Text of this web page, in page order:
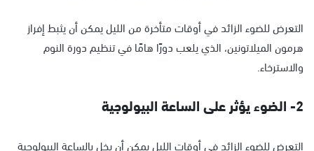
التعرض للضوء الزائد في أوقات متأخرة من الليل يمكن أن يثبط إفراز
هرمون الميلاتونين، الذي يلعب دورًا هامًا في تنظيم دورة النوم
والاسترخاء.
2- الضوء يؤثر على الساعة البيولوجية
التعرض للضوء الزائد في أوقات الليل يمكن أن يخل بالساعة البيولوجية